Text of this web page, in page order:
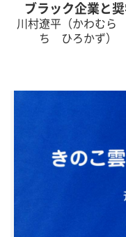
ブラック企業と
川村遼平（かわむ
ち ひろかず）